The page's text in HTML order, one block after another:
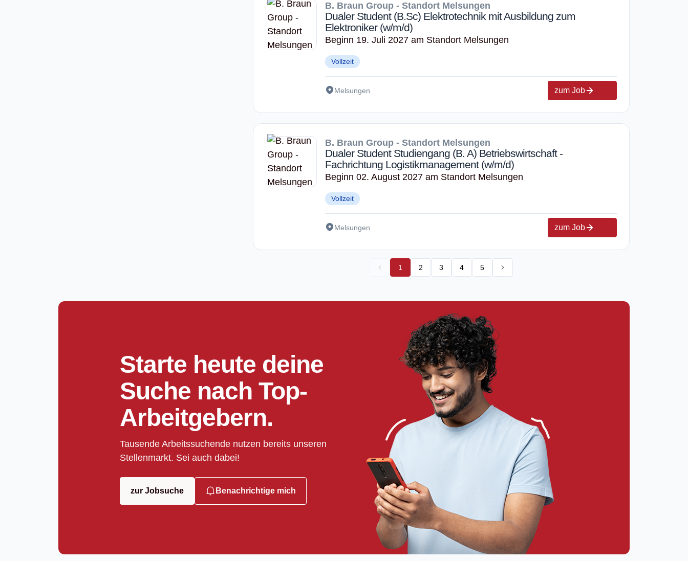
B. Braun Group - Standort Melsungen
Dualer Student (B.Sc) Elektrotechnik mit Ausbildung zum
Elektroniker (w/m/d)
Beginn 19. Juli 2027 am Standort Melsungen
Vollzeit
Melsungen zum Job
B. Braun Group - Standort Melsungen
Dualer Student Studiengang (B. A) Betriebswirtschaft -
Fachrichtung Logistikmanagement (w/m/d)
Beginn 02. August 2027 am Standort Melsungen
Vollzeit
Melsungen zum Job
1 2 3 4 5
Starte heute deine
Suche nach Top-
Arbeitgebern.
Tausende Arbeitssuchende nutzen bereits unseren
Stellenmarkt. Sei auch dabei!
zur Jobsuche Benachrichtige mich